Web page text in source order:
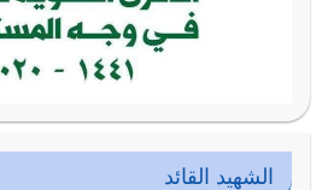
الشهيد القائد